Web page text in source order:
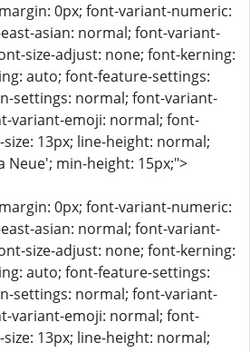
0px; font-variant-numeric:
asian: normal; font-variant-
size-adjust: none; font-kerning:
auto; font-feature-settings:
settings: normal; font-variant-
variant-emoji: normal; font-
13px; line-height: normal;
Neue'; min-height: 15px;">
0px; font-variant-numeric:
asian: normal; font-variant-
size-adjust: none; font-kerning:
auto; font-feature-settings:
settings: normal; font-variant-
variant-emoji: normal; font-
13px; line-height: normal;